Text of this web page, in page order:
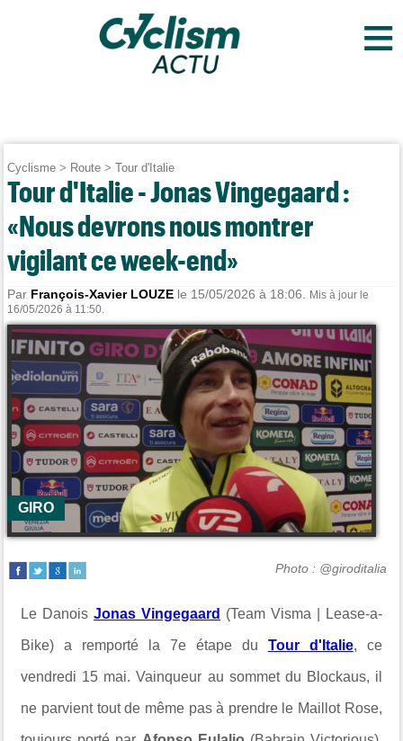
≡
Cyclisme > Route >Tour d'Italie
Tour d'Italie - Jonas Vingegaard :
«Nous devrons nous montrer
vigilant ce week-end»
Par François-Xavier LOUZE le 15/05/2026 à 18:06.
Mis à jour le
16/05/2026 à 11:50.
GIRO
Photo : @giroditalia
Le DanoisJonas Vingegaard (Team Visma | Lease-a-
Bike) a remporté la 7e étape du Tour d'Italie, ce
vendredi 15 mai. Vainqueur au sommet du Blockaus, il
ne parvient tout de même pas à prendre le Maillot Rose,